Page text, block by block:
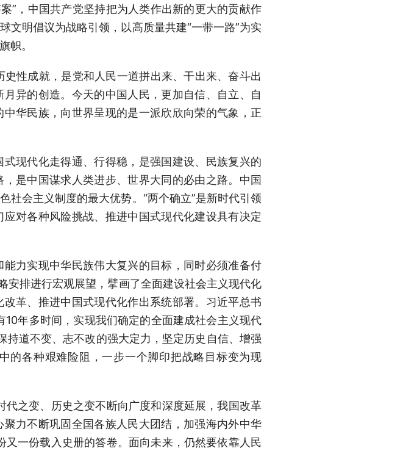
”，中国共产党坚持把为人类作出新的更大的贡献作
文明倡议为战略引领，以高质量共建“一带一路”为实
帜。
成就，是党和人民一道拼出来、干出来、奋斗出
异的创造。今天的中国人民，更加自信、自立、自
华民族，向世界呈现的是一派欣欣向荣的气象，正
代化走得通、行得稳，是强国建设、民族复兴的
是中国谋求人类进步、世界大同的必由之路。中国
社会主义制度的最大优势。“两个确立”是新时代引领
对各种风险挑战、推进中国式现代化建设具有决定
实现中华民族伟大复兴的目标，同时必须准备付
安排进行宏观展望，擘画了全面建设社会主义现代化
革、推进中国式现代化作出系统部署。习近平总书
年多时间，实现我们确定的全面建成社会主义现代
道不变、志不改的强大定力，坚定历史自信、增强
的各种艰难险阻，一步一个脚印把战略目标变为现
之变、历史之变不断向广度和深度延展，我国改革
力不断巩固全国各族人民大团结，加强海内外中华
一份载入史册的答卷。面向未来，仍然要依靠人民